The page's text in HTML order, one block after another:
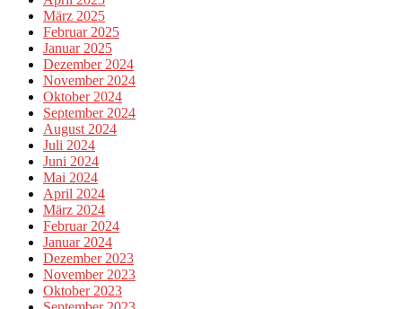
März 2025
Februar 2025
Januar 2025
Dezember 2024
November 2024
Oktober 2024
September 2024
August 2024
Juli 2024
Juni 2024
Mai 2024
April 2024
März 2024
Februar 2024
Januar 2024
Dezember 2023
November 2023
Oktober 2023